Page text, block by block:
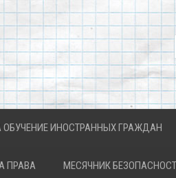
ОБУЧЕНИЕ ИНОСТРАННЫХ ГРАЖДАН
ПРАВА МЕСЯЧНИК